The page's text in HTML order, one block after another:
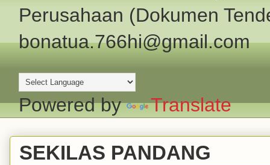
Perusahaan (Dokumen
bonatua.766hi@gmail.com
Powered by Translate
SEKILAS PANDANG